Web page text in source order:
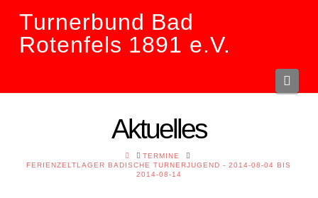
Turnerbund Bad
Rotenfels 1891 e.V.
Aktuelles
HOMETERMINE
FERIENZELTLAGER BADISCHE TURNERJUGEND - 2014-08-04 BIS
2014-08-14